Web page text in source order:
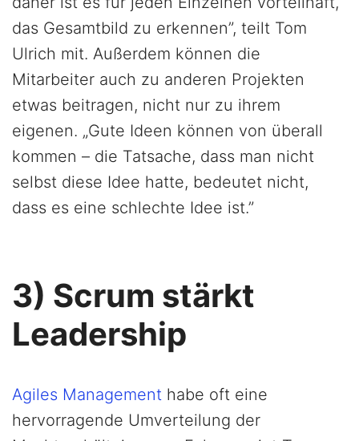
das Gesamtbild zu erkennen”, teilt Tom
Ulrich mit. Außerdem können die
Mitarbeiter auch zu anderen Projekten
etwas beitragen, nicht nur zu ihrem
eigenen. „Gute Ideen können von überall
kommen – die Tatsache, dass man nicht
selbst diese Idee hatte, bedeutet nicht,
dass es eine schlechte Idee ist.”
3) Scrum stärkt
Leadership
Agiles Management habe oft eine
hervorragende Umverteilung der